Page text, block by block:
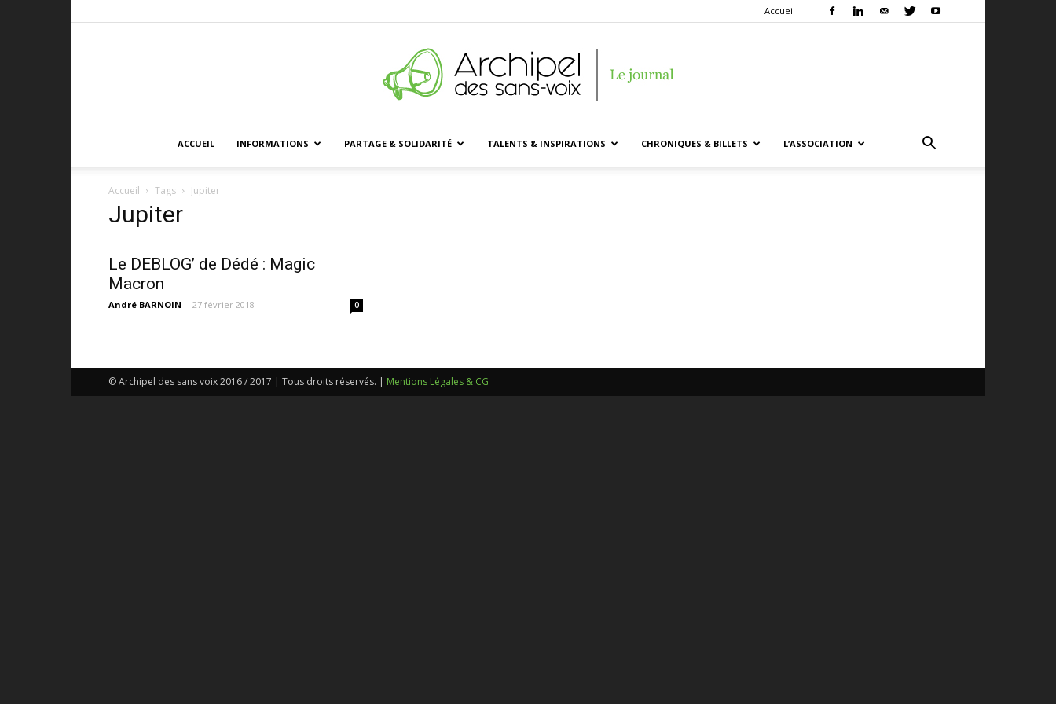
Accueil
ACCUEIL INFORMATIONS PARTAGE & SOLIDARITÉ TALENTS & INSPIRATIONS CHRONIQUES & BILLETS L’ASSOCIATION
Accueil Tags Jupiter
Jupiter
Le DEBLOG’ de Dédé : Magic
Macron
André BARNOIN - 27 février 2018 0
© Archipel des sans voix 2016 / 2017 | Tous droits réservés. | Mentions Légales & CG